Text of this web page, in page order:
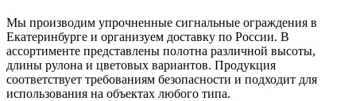
Мы производим упрочненные сигнальные ограждения в
Екатеринбурге и организуем доставку по России. В
ассортименте представлены полотна различной высоты,
длины рулона и цветовых вариантов. Продукция
соответствует требованиям безопасности и подходит для
использования на объектах любого типа.